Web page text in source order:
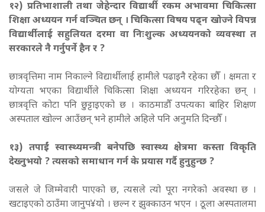
१२) प्रतिभाशाली तथा जेहेन्दार विद्यार्थी रकम अभावमा चिकित्सा
शिक्षा अध्ययन गर्न वञ्चित छन् । चिकित्सा विषय पढ्न खोज्ने विपन्न
विद्यार्थीलाई सहुलियत दरमा वा निःशुल्क अध्ययनको व्यवस्था त
सरकारले नै गर्नुपर्ने हैन र ?
छात्रवृत्तिमा नाम निकाल्ने विद्यार्थीलाई हामीले पढाइनै रहेका छौँ । क्षमता र
योग्यता भएका विद्यार्थीले चिकित्सा शिक्षा अध्ययन गरिरहेका छन् ।
छात्रवृत्ति कोटा पनि छुट्टाइएको छ । काठमाडौँ उपत्यका बाहिर शिक्षण
अस्पताल खोल्न आउँछन् भने हामीले अहिले पनि अनुमति दिन्छौँ ।
१३) तपाईं स्वास्थ्यमन्त्री बनेपछि स्वास्थ्य क्षेत्रमा कस्ता विकृति
देख्नुभयो ? त्यसको समाधान गर्न के प्रयास गर्दै हुनुहुन्छ ?
जसले जे जिम्मेवारी पाएको छ, त्यसले त्यो पूरा नगरेको अवस्था छ ।
खटाइएको ठाउँमा जानुप¥यो । छल्न र झुक्काउन भएन । ठूला अस्पतालमा